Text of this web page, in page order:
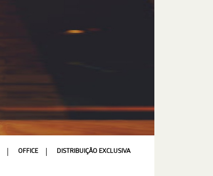
OFFICE DISTRIBUIÇÃO EXCLUSIVA